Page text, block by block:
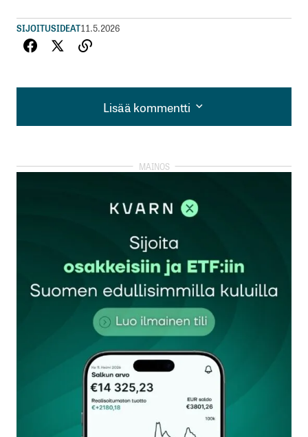
SIJOITUSIDEAT11.5.2026
Lisää kommentti
Lisää kommentti
kirjautua
rekisteröityä
Sähköpostiosoitettasi ei julkaista.Pakolliset
kentät on merkitty*
Kommentti*